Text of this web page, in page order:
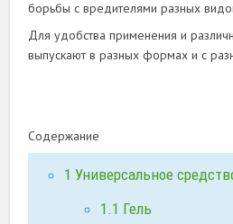
борьбы с вредителями разных
Для удобства применения и
выпускают в разных формах и с
Содержание
1 Универсальное
1.1 Гель